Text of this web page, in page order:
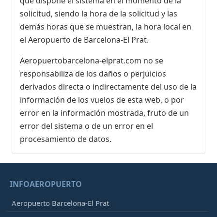
solicitud, siendo la hora de la solicitud y las
demás horas que se muestran, la hora local en
el Aeropuerto de Barcelona-El Prat.
Aeropuertobarcelona-elprat.com no se
responsabiliza de los daños o perjuicios
derivados directa o indirectamente del uso de la
información de los vuelos de esta web, o por
error en la información mostrada, fruto de un
error del sistema o de un error en el
procesamiento de datos.
INFOAEROPUERTO
Aeropuerto Barcelona-El Prat